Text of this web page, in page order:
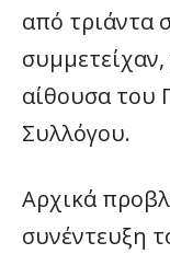
από τριάντα
συμμετείχαν,
αίθουσα του
Συλλόγου.
Αρχικά
συνέντευξη